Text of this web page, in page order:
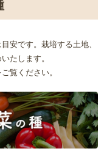
安です。栽培する土地、
たします。
ご覧ください。